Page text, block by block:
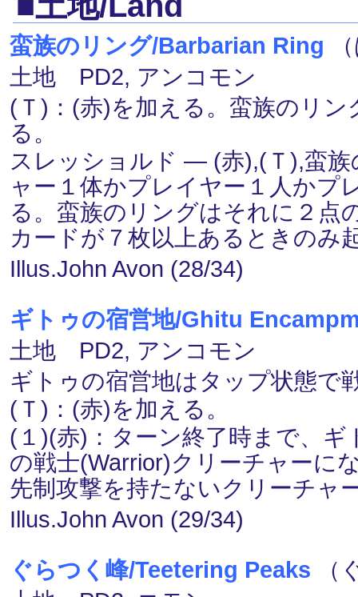
蛮族のリング/Barbarian Ring
土地 PD2, アンコモン
(Ｔ)：(赤)を加える。蛮族のリ
る。
スレッショルド ― (赤),(Ｔ),蛮
ャー１体かプレイヤー１人かプ
る。蛮族のリングはそれに２点
カードが７枚以上あるときのみ
Illus.John Avon (28/34)
ギトゥの宿営地/Ghitu
土地 PD2, アンコモン
ギトゥの宿営地はタップ状態で
(Ｔ)：(赤)を加える。
(１)(赤)：ターン終了時まで、
の戦士(Warrior)クリーチャーに
先制攻撃を持たないクリーチャ
Illus.John Avon (29/34)
ぐらつく峰/Teetering Peaks （